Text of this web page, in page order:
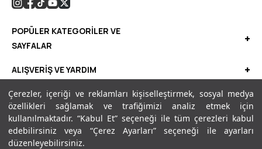
Çerezler, içeriği ve reklamları kişiselleştirmek, sosyal medya
özellikleri sağlamak ve trafiğimizi analiz etmek için
kullanılmaktadır. “Kabul Et” seçeneği ile tüm çerezleri kabul
edebilirsiniz veya “Çerez Ayarları” seçeneği ile ayarları
düzenleyebilirsiniz.
POPÜLER KATEGORİLER VE
SAYFALAR
+
KIKO ME
Göz Makyajı
Yüz Makyajı
Dudak Nemlendiricisi
ALIŞVERİŞ VE YARDIM +
Çok Satanlar
İndirimliler
Kampanyalar
Mağazalar
YASAL +
Müşteri Aydınlatma Metni
KVKK Politikası ve Gizlilik
Uygulamamıza Buradan Ulaşabilirsiniz.